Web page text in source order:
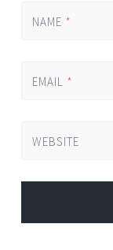
NAME *
EMAIL *
WEBSITE